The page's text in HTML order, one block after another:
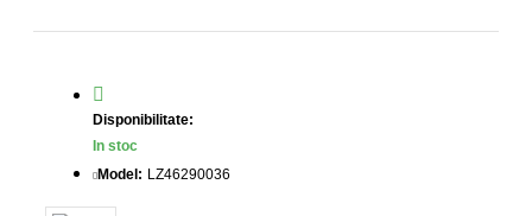
Disponibilitate:
In stoc
Model: LZ46290036